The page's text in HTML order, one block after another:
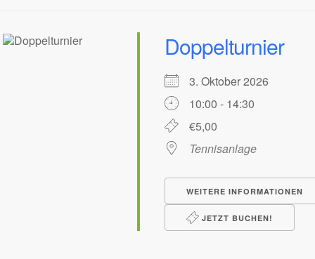
Doppelturnier
3. Oktober 2026
10:00 - 14:30
€5,00
Tennisanlage
WEITERE INFORMATIONEN
JETZT BUCHEN!